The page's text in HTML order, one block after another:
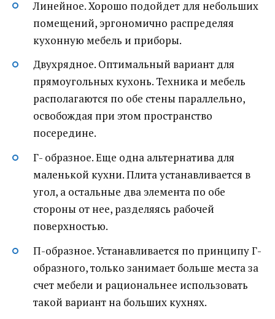
Линейное. Хорошо подойдет для небольших
помещений, эргономично распределяя
кухонную мебель и приборы.
Двухрядное. Оптимальный вариант для
прямоугольных кухонь. Техника и мебель
располагаются по обе стены параллельно,
освобождая при этом пространство
посередине.
Г- образное. Еще одна альтернатива для
маленькой кухни. Плита устанавливается в
угол, а остальные два элемента по обе
стороны от нее, разделяясь рабочей
поверхностью.
П-образное. Устанавливается по принципу Г-
образного, только занимает больше места за
счет мебели и рациональнее использовать
такой вариант на больших кухнях.